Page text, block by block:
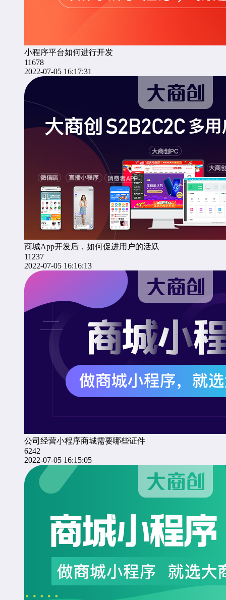
小程序平台如何进行开发
11678
2022-07-05 16:17:31
商城App开发后，如何促进用户的活跃
11237
2022-07-05 16:16:13
公司经营小程序商城需要哪些证件
6242
2022-07-05 16:15:05